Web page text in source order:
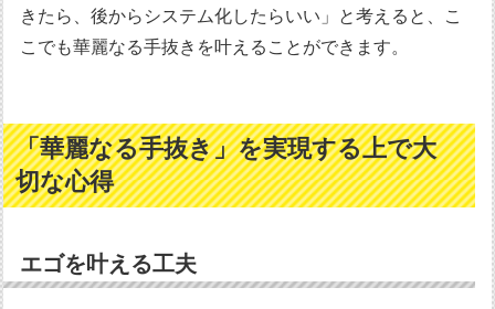
きたら、後からシステム化したらいい」と考えると、こ
こでも華麗なる手抜きを叶えることができます。
「華麗なる手抜き」を実現する上で大
切な心得
エゴを叶える工夫